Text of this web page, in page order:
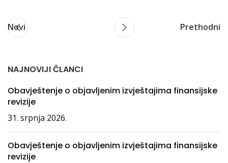
Novi Prethodni
NAJNOVIJI ČLANCI
Obavještenje o objavljenim izvještajima finansijske
revizije
31. srpnja 2026.
Obavještenje o objavljenim izvještajima finansijske
revizije